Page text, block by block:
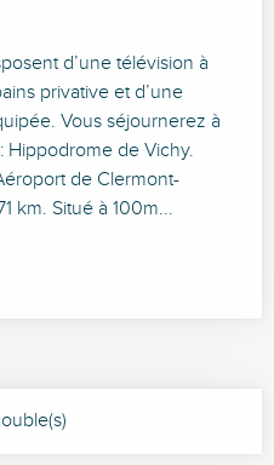
d’une télévision à
privative et d’une
Vous séjournerez à
Hippodrome de Vichy.
de Clermont-
km. Situé à 100m...